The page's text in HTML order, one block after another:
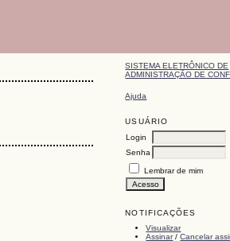
SISTEMA ELETRÔNICO DE
ADMINISTRAÇÃO DE
Ajuda
USUÁRIO
Login
Senha
Lembrar de mim
NOTIFICAÇÕES
Visualizar
Assinar/Cancelar